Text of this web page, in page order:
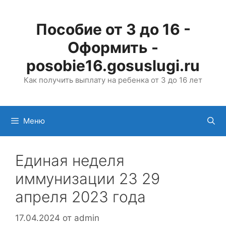
содержимомуПособие от 3 до 16 -
Оформить -
posobie16.gosuslugi.ru
Как получить выплату на ребенка от 3 до 16 лет
Меню
Единая неделя
иммунизации 23 29
апреля 2023 года
17.04.2024 от admin